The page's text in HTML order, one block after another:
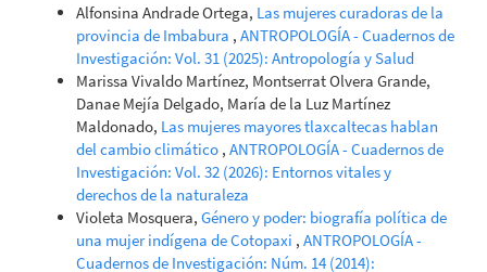
Alfonsina Andrade Ortega, Las mujeres curadoras de la
provincia de Imbabura , ANTROPOLOGÍA - Cuadernos de
Investigación: Vol. 31 (2025): Antropología y Salud
Marissa Vivaldo Martínez, Montserrat Olvera Grande,
Danae Mejía Delgado, María de la Luz Martínez
Maldonado, Las mujeres mayores tlaxcaltecas hablan
del cambio climático , ANTROPOLOGÍA - Cuadernos de
Investigación: Vol. 32 (2026): Entornos vitales y
derechos de la naturaleza
Violeta Mosquera, Género y poder: biografía política de
una mujer indígena de Cotopaxi , ANTROPOLOGÍA -
Cuadernos de Investigación: Núm. 14 (2014):